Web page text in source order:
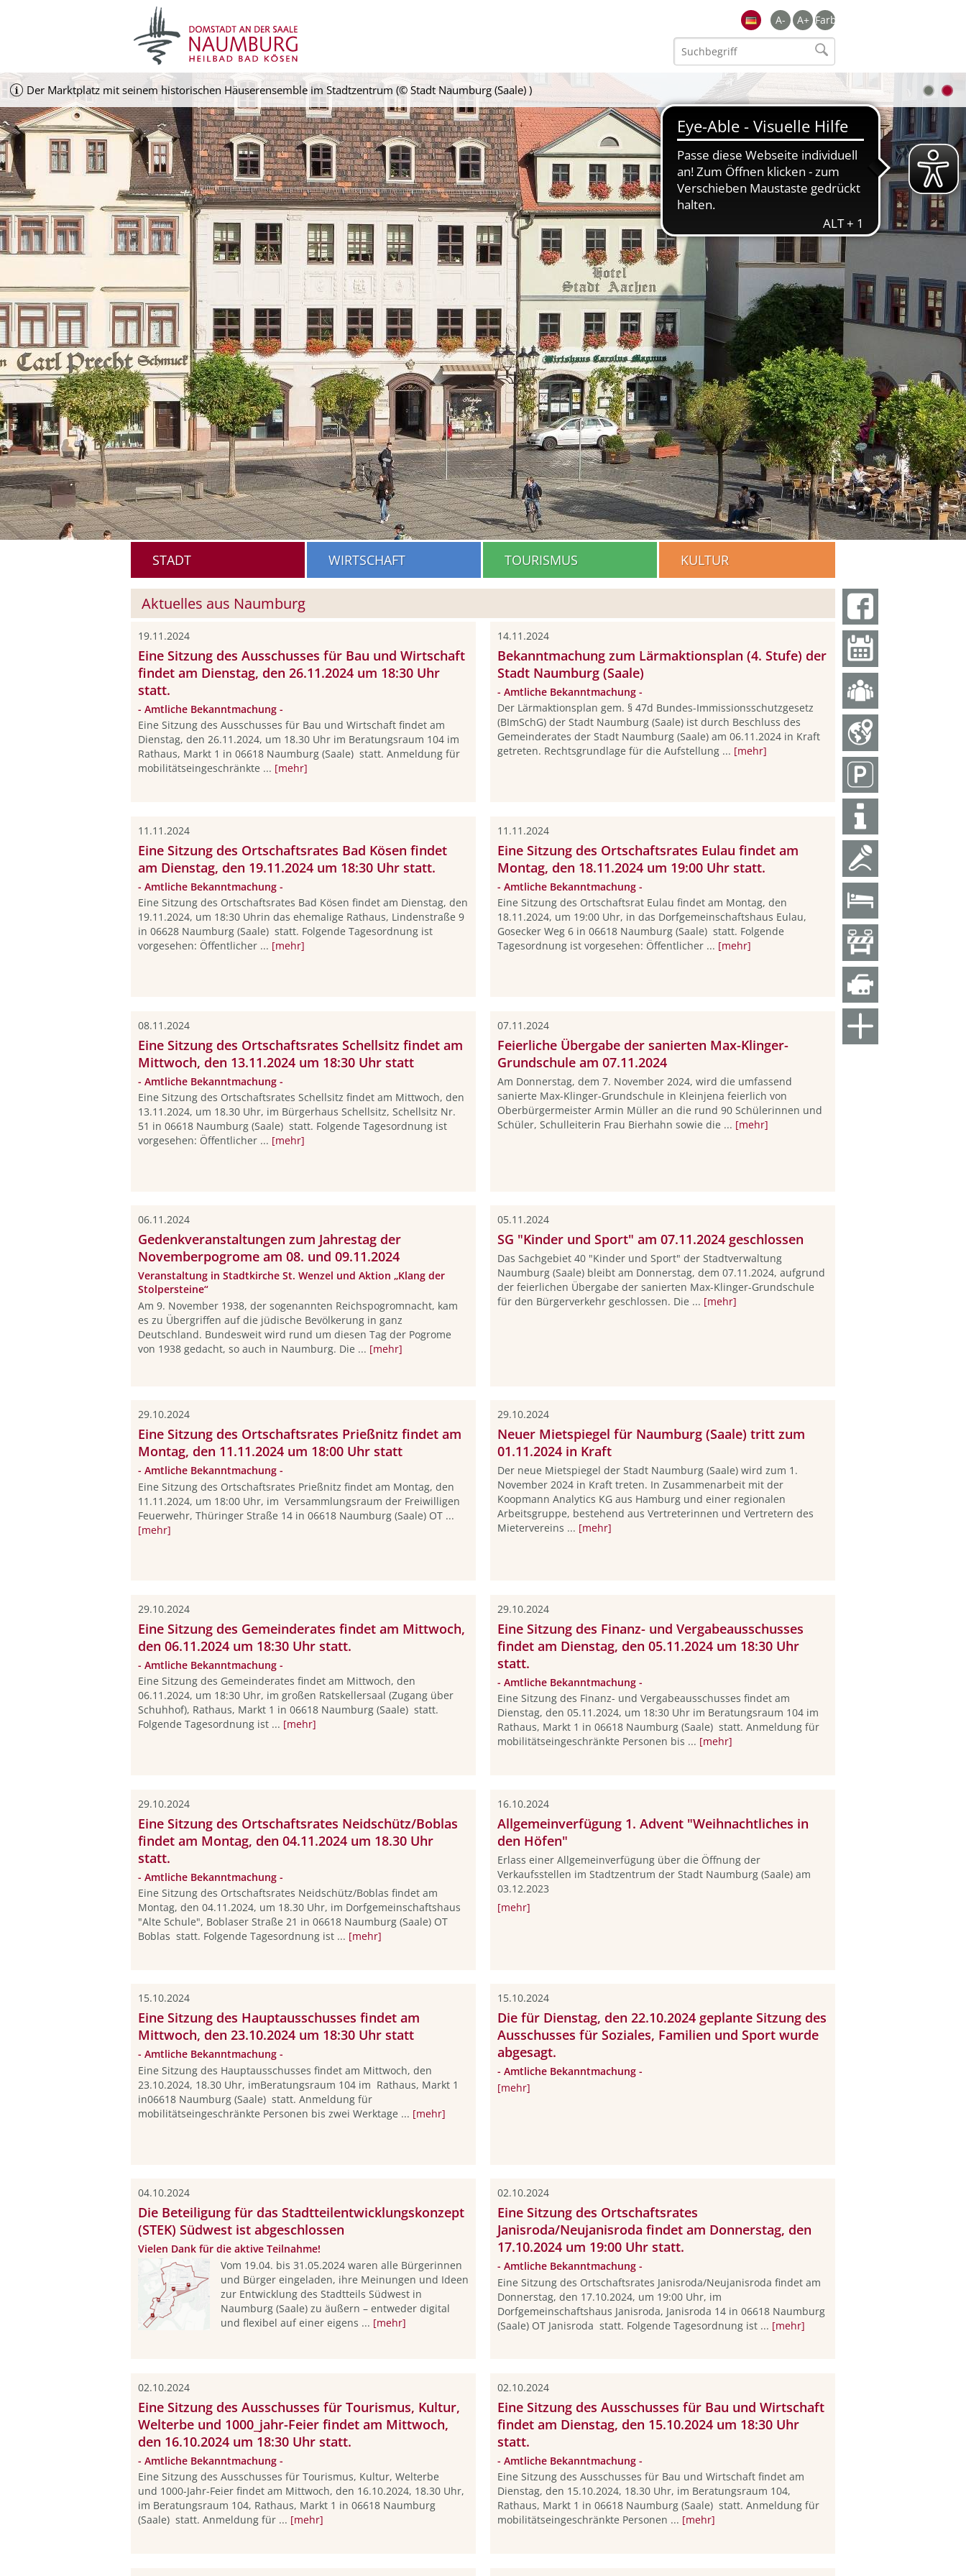
A- A+ Farbe
Der Marktplatz mit seinem historischen Häuserensemble im Stadtzentrum (© Stadt Naumburg (Saale) )
STADT WIRTSCHAFT TOURISMUS KULTUR
Aktuelles aus Naumburg
19.11.2024
Eine Sitzung des Ausschusses für Bau und Wirtschaft
findet am Dienstag, den 26.11.2024 um 18:30 Uhr
statt.
- Amtliche Bekanntmachung -
Eine Sitzung des Ausschusses für Bau und Wirtschaft findet am
Dienstag, den 26.11.2024, um 18.30 Uhr im Beratungsraum 104 im
Rathaus, Markt 1 in 06618 Naumburg (Saale) statt. Anmeldung für
mobilitätseingeschränkte ... [mehr]
14.11.2024
Bekanntmachung zum Lärmaktionsplan (4. Stufe) der
Stadt Naumburg (Saale)
- Amtliche Bekanntmachung -
Der Lärmaktionsplan gem. § 47d Bundes-Immissionsschutzgesetz
(BImSchG) der Stadt Naumburg (Saale) ist durch Beschluss des
Gemeinderates der Stadt Naumburg (Saale) am 06.11.2024 in Kraft
getreten. Rechtsgrundlage für die Aufstellung ... [mehr]
11.11.2024
Eine Sitzung des Ortschaftsrates Bad Kösen findet
am Dienstag, den 19.11.2024 um 18:30 Uhr statt.
- Amtliche Bekanntmachung -
Eine Sitzung des Ortschaftsrates Bad Kösen findet am Dienstag, den
19.11.2024, um 18:30 Uhrin das ehemalige Rathaus, Lindenstraße 9
in 06628 Naumburg (Saale) statt. Folgende Tagesordnung ist
vorgesehen: Öffentlicher ... [mehr]
11.11.2024
Eine Sitzung des Ortschaftsrates Eulau findet am
Montag, den 18.11.2024 um 19:00 Uhr statt.
- Amtliche Bekanntmachung -
Eine Sitzung des Ortschaftsrat Eulau findet am Montag, den
18.11.2024, um 19:00 Uhr, in das Dorfgemeinschaftshaus Eulau,
Gosecker Weg 6 in 06618 Naumburg (Saale) statt. Folgende
Tagesordnung ist vorgesehen: Öffentlicher ... [mehr]
08.11.2024
Eine Sitzung des Ortschaftsrates Schellsitz findet am
Mittwoch, den 13.11.2024 um 18:30 Uhr statt
- Amtliche Bekanntmachung -
Eine Sitzung des Ortschaftsrates Schellsitz findet am Mittwoch, den
13.11.2024, um 18.30 Uhr, im Bürgerhaus Schellsitz, Schellsitz Nr.
51 in 06618 Naumburg (Saale) statt. Folgende Tagesordnung ist
vorgesehen: Öffentlicher ... [mehr]
07.11.2024
Feierliche Übergabe der sanierten Max-Klinger-
Grundschule am 07.11.2024
Am Donnerstag, dem 7. November 2024, wird die umfassend
sanierte Max-Klinger-Grundschule in Kleinjena feierlich von
Oberbürgermeister Armin Müller an die rund 90 Schülerinnen und
Schüler, Schulleiterin Frau Bierhahn sowie die ... [mehr]
06.11.2024
Gedenkveranstaltungen zum Jahrestag der
Novemberpogrome am 08. und 09.11.2024
Veranstaltung in Stadtkirche St. Wenzel und Aktion „Klang der
Stolpersteine“
Am 9. November 1938, der sogenannten Reichspogromnacht, kam
es zu Übergriffen auf die jüdische Bevölkerung in ganz
Deutschland. Bundesweit wird rund um diesen Tag der Pogrome
von 1938 gedacht, so auch in Naumburg. Die ... [mehr]
05.11.2024
SG "Kinder und Sport" am 07.11.2024 geschlossen
Das Sachgebiet 40 "Kinder und Sport" der Stadtverwaltung
Naumburg (Saale) bleibt am Donnerstag, dem 07.11.2024, aufgrund
der feierlichen Übergabe der sanierten Max-Klinger-Grundschule
für den Bürgerverkehr geschlossen. Die ... [mehr]
29.10.2024
Eine Sitzung des Ortschaftsrates Prießnitz findet am
Montag, den 11.11.2024 um 18:00 Uhr statt
- Amtliche Bekanntmachung -
Eine Sitzung des Ortschaftsrates Prießnitz findet am Montag, den
11.11.2024, um 18:00 Uhr, im Versammlungsraum der Freiwilligen
Feuerwehr, Thüringer Straße 14 in 06618 Naumburg (Saale) OT ...
[mehr]
29.10.2024
Neuer Mietspiegel für Naumburg (Saale) tritt zum
01.11.2024 in Kraft
Der neue Mietspiegel der Stadt Naumburg (Saale) wird zum 1.
November 2024 in Kraft treten. In Zusammenarbeit mit der
Koopmann Analytics KG aus Hamburg und einer regionalen
Arbeitsgruppe, bestehend aus Vertreterinnen und Vertretern des
Mietervereins ... [mehr]
29.10.2024
Eine Sitzung des Gemeinderates findet am Mittwoch,
den 06.11.2024 um 18:30 Uhr statt.
- Amtliche Bekanntmachung -
Eine Sitzung des Gemeinderates findet am Mittwoch, den
06.11.2024, um 18:30 Uhr, im großen Ratskellersaal (Zugang über
Schuhhof), Rathaus, Markt 1 in 06618 Naumburg (Saale) statt.
Folgende Tagesordnung ist ... [mehr]
29.10.2024
Eine Sitzung des Finanz- und Vergabeausschusses
findet am Dienstag, den 05.11.2024 um 18:30 Uhr
statt.
- Amtliche Bekanntmachung -
Eine Sitzung des Finanz- und Vergabeausschusses findet am
Dienstag, den 05.11.2024, um 18:30 Uhr im Beratungsraum 104 im
Rathaus, Markt 1 in 06618 Naumburg (Saale) statt. Anmeldung für
mobilitätseingeschränkte Personen bis ... [mehr]
29.10.2024
Eine Sitzung des Ortschaftsrates Neidschütz/Boblas
findet am Montag, den 04.11.2024 um 18.30 Uhr
statt.
- Amtliche Bekanntmachung -
Eine Sitzung des Ortschaftsrates Neidschütz/Boblas findet am
Montag, den 04.11.2024, um 18.30 Uhr, im Dorfgemeinschaftshaus
"Alte Schule", Boblaser Straße 21 in 06618 Naumburg (Saale) OT
Boblas statt. Folgende Tagesordnung ist ... [mehr]
16.10.2024
Allgemeinverfügung 1. Advent "Weihnachtliches in
den Höfen"
Erlass einer Allgemeinverfügung über die Öffnung der
Verkaufsstellen im Stadtzentrum der Stadt Naumburg (Saale) am
03.12.2023
[mehr]
15.10.2024
Eine Sitzung des Hauptausschusses findet am
Mittwoch, den 23.10.2024 um 18:30 Uhr statt
- Amtliche Bekanntmachung -
Eine Sitzung des Hauptausschusses findet am Mittwoch, den
23.10.2024, 18.30 Uhr, imBeratungsraum 104 im Rathaus, Markt 1
in06618 Naumburg (Saale) statt. Anmeldung für
mobilitätseingeschränkte Personen bis zwei Werktage ... [mehr]
15.10.2024
Die für Dienstag, den 22.10.2024 geplante Sitzung des
Ausschusses für Soziales, Familien und Sport wurde
abgesagt.
- Amtliche Bekanntmachung -
[mehr]
04.10.2024
Die Beteiligung für das Stadtteilentwicklungskonzept
(STEK) Südwest ist abgeschlossen
Vielen Dank für die aktive Teilnahme!
Vom 19.04. bis 31.05.2024 waren alle Bürgerinnen
und Bürger eingeladen, ihre Meinungen und Ideen
zur Entwicklung des Stadtteils Südwest in
Naumburg (Saale) zu äußern – entweder digital
und flexibel auf einer eigens ... [mehr]
02.10.2024
Eine Sitzung des Ortschaftsrates
Janisroda/Neujanisroda findet am Donnerstag, den
17.10.2024 um 19:00 Uhr statt.
- Amtliche Bekanntmachung -
Eine Sitzung des Ortschaftsrates Janisroda/Neujanisroda findet am
Donnerstag, den 17.10.2024, um 19:00 Uhr, im
Dorfgemeinschaftshaus Janisroda, Janisroda 14 in 06618 Naumburg
(Saale) OT Janisroda statt. Folgende Tagesordnung ist ... [mehr]
02.10.2024
Eine Sitzung des Ausschusses für Tourismus, Kultur,
Welterbe und 1000_jahr-Feier findet am Mittwoch,
den 16.10.2024 um 18:30 Uhr statt.
- Amtliche Bekanntmachung -
Eine Sitzung des Ausschusses für Tourismus, Kultur, Welterbe
und 1000-Jahr-Feier findet am Mittwoch, den 16.10.2024, 18.30 Uhr,
im Beratungsraum 104, Rathaus, Markt 1 in 06618 Naumburg
(Saale) statt. Anmeldung für ... [mehr]
02.10.2024
Eine Sitzung des Ausschusses für Bau und Wirtschaft
findet am Dienstag, den 15.10.2024 um 18:30 Uhr
statt.
- Amtliche Bekanntmachung -
Eine Sitzung des Ausschusses für Bau und Wirtschaft findet am
Dienstag, den 15.10.2024, 18.30 Uhr, im Beratungsraum 104,
Rathaus, Markt 1 in 06618 Naumburg (Saale) statt. Anmeldung für
mobilitätseingeschränkte Personen ... [mehr]